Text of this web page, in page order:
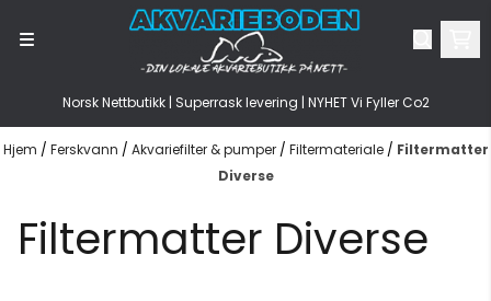
Hopp til innhold
Norsk Nettbutikk | Superrask levering | NYHET Vi Fyller Co2
Hjem / Ferskvann / Akvariefilter & pumper / Filtermateriale / Filtermatter
Diverse
Filtermatter Diverse